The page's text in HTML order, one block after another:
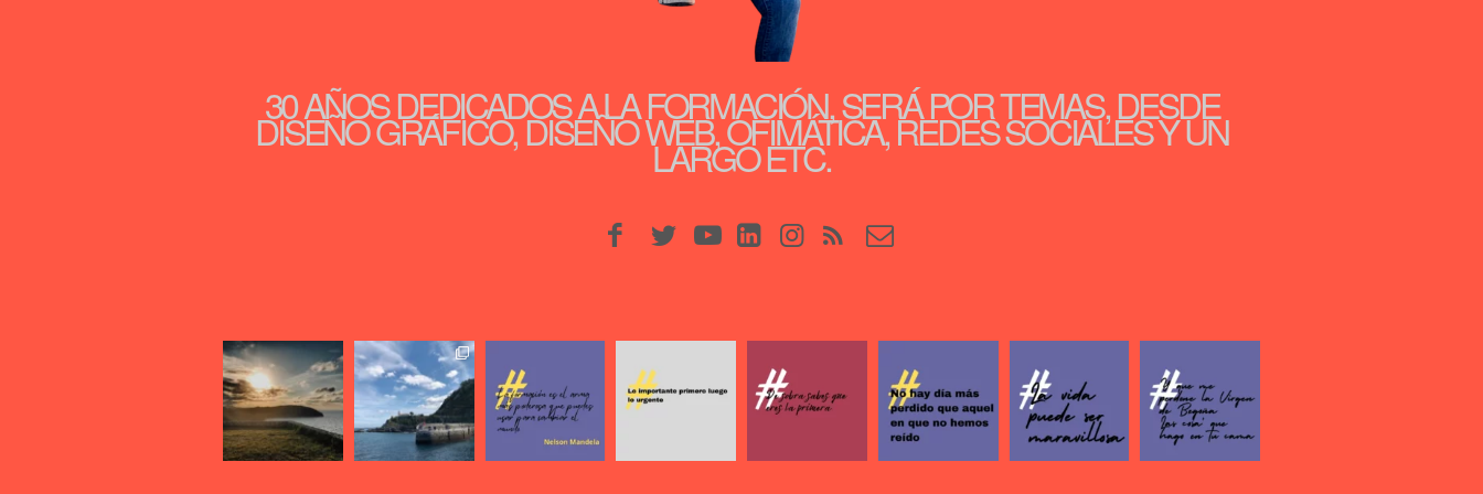
30 AÑOS DEDICADOS A LA FORMACIÓN, SERÁ POR TEMAS, DESDE
DISEÑO GRÁFICO, DISEÑO WEB, OFIMÁTICA, REDES SOCIALES Y UN
LARGO ETC.